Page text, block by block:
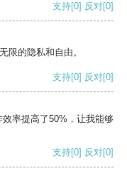
支持[0] 反对[0]
限的隐私和自由。
支持[0] 反对[0]
率提高了50%，让我能够
支持[0] 反对[0]